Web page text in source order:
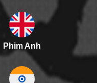
Phim Anh